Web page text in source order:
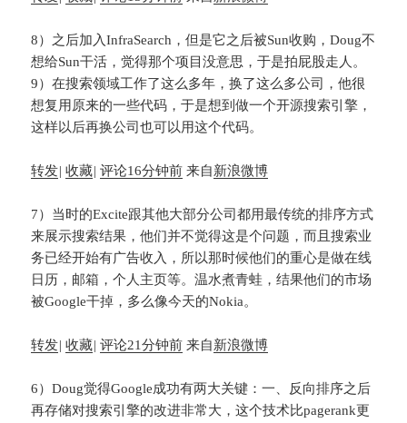
8）之后加入InfraSearch，但是它之后被Sun收购，Doug不
想给Sun干活，觉得那个项目没意思，于是拍屁股走人。
9）在搜索领域工作了这么多年，换了这么多公司，他很
想复用原来的一些代码，于是想到做一个开源搜索引擎，
这样以后再换公司也可以用这个代码。
转发| 收藏| 评论16分钟前 来自新浪微博
7）当时的Excite跟其他大部分公司都用最传统的排序方式
来展示搜索结果，他们并不觉得这是个问题，而且搜索业
务已经开始有广告收入，所以那时候他们的重心是做在线
日历，邮箱，个人主页等。温水煮青蛙，结果他们的市场
被Google干掉，多么像今天的Nokia。
转发| 收藏| 评论21分钟前 来自新浪微博
6）Doug觉得Google成功有两大关键：一、反向排序之后
再存储对搜索引擎的改进非常大，这个技术比pagerank更